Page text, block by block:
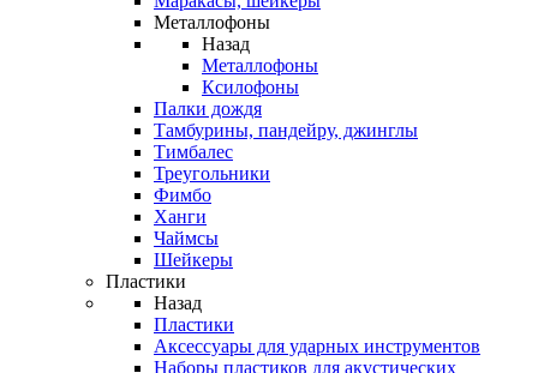
Металлофоны
Назад
Металлофоны
Ксилофоны
Палки дождя
Тамбурины, пандейру, джинглы
Тимбалес
Треугольники
Фимбо
Ханги
Чаймсы
Шейкеры
Пластики
Назад
Пластики
Аксессуары для ударных инструментов
Наборы пластиков для акустических